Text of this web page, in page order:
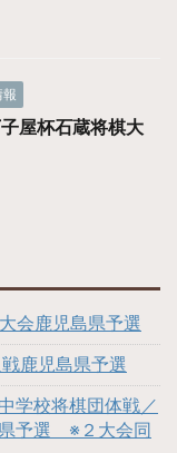
屋杯石蔵将棋大
会鹿児島県予選
鹿児島県予選
学校将棋団体戦／
予選 ※２大会同